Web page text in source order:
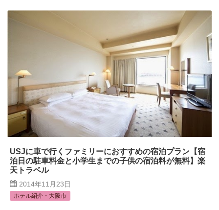
USJに車で行くファミリーにおすすめの宿泊プラン【宿
泊日の駐車料金と小学生までの子供の宿泊料が無料】楽
天トラベル
2014年11月23日
ホテル紹介・大阪市